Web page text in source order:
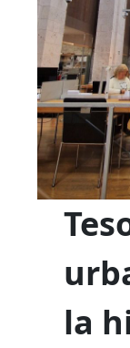
la